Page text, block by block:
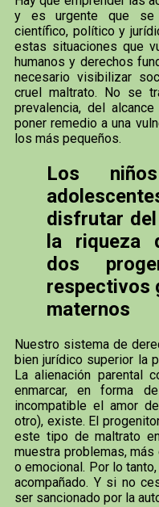
y es urgente que se
científico, político y
estas situaciones que
humanos y derechos
necesario visibilizar
cruel maltrato. No se
prevalencia, del
poner remedio a una
los más pequeños.
Los
disfrutar
la riqueza
dos
respectivos
maternos
Nuestro sistema de
bien jurídico superior la
La alienación parental
enmarcar, en forma
incompatible el amor
otro), existe. El
este tipo de maltrato
muestra problemas,
o emocional. Por lo
acompañado. Y si no
ser sancionado por la